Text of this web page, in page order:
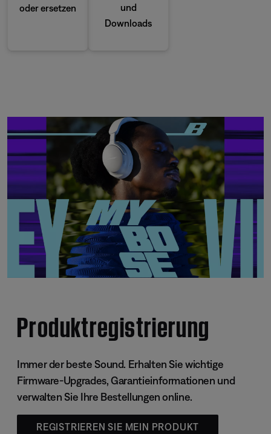
oder ersetzen
und
Downloads
Produktregistrierung
Immer der beste Sound. Erhalten Sie wichtige
Firmware-Upgrades, Garantieinformationen und
verwalten Sie Ihre Bestellungen online.
REGISTRIEREN SIE MEIN PRODUKT